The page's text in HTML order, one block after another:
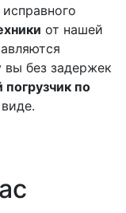
от нашей
без задержек
по
виде.